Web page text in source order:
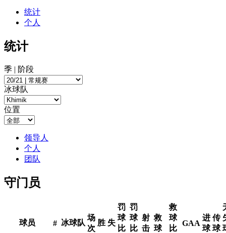
统计
个人
统计
季 | 阶段
冰球队
位置
领导人
个人
团队
守门员
球员 # 冰球队
场
次
胜 失
罚
球
比
罚
球
比
射
击
救
球
救
球
比
GAA
进
球
传
球